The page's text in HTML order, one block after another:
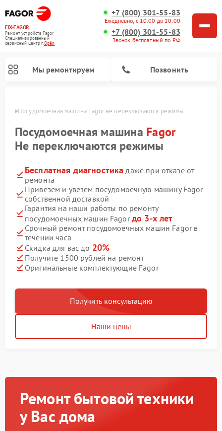
FIX-FAGOR
Ремонт устройств Fagor
Специализированный
cервисный центр г.Орёл
+7 (800) 301-55-83
Ежедневно, с 10:00 до 20:00
+7 (800) 301-55-83
Звонок бесплатный по РФ
Мы ремонтируем Позвонить
Посудомоечная машина Fagor не переключаются режимы
Посудомоечная машина Fagor
Не переключаются режимы
Бесплатная диагностика даже при отказе от
ремонта
Привезем и увезем посудомоечную машину Fagor
собственной доставкой
Гарантия на наши работы по ремонту
посудомоечных машин Fagorдо 3-х лет
Срочный ремонт посудомоечных машин Fagor в
течении часа
Скидка для вас до 20%
Получите 1500 рублей на ремонт
Оригинальные комплектующие Fagor
Получить консультацию
Наши цены
Ремонт бытовой техники
у Вас дома